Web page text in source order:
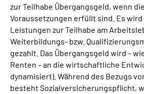
Leichte Sprache
Mein
zur Teilhabe Übergangsgeld, wenn
Voraussetzungen erfüllt sind. Es
Leistungen zur Teilhabe am
Weiterbildungs- bzw.
gezahlt. Das Übergangsgeld wird –
Renten – an die wirtschaftliche
dynamisiert). Während des Bezugs
besteht Sozialversicherungspflicht,